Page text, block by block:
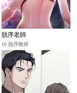
脱序老師
16 脱序教师